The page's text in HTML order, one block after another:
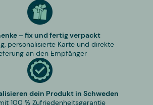
– fix und fertig verpackt
personalisierte Karte und direkte
an den Empfänger
dein Produkt in Schweden
100 % Zufriedenheitsgarantie